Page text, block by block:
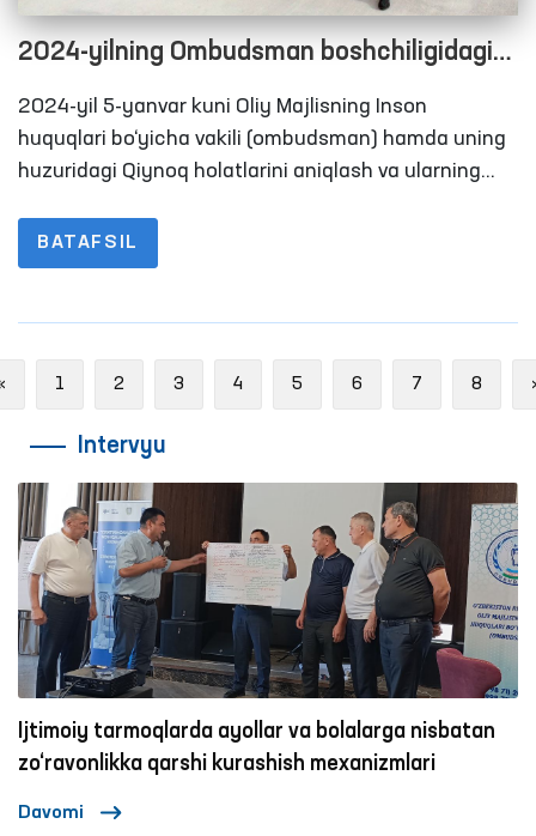
2024-yilning Ombudsman boshchiligidagi
ilk monitoringi Navoiyda o‘tkazildi
2024-yil 5-yanvar kuni Oliy Majlisning Inson
huquqlari bo‘yicha vakili (ombudsman) hamda uning
huzuridagi Qiynoq holatlarini aniqlash va ularning
Navoiy shahrida joylashgan 11-son jazoni ijro etish
koloniyasiga monitoring tashrifini amalga oshirishdi.
BATAFSIL
Previous
1 2 3 4 5 6 7 8
Intervyu
va bolalarga nisbatan
mexanizmlari
Ombudsmanning bir kuni